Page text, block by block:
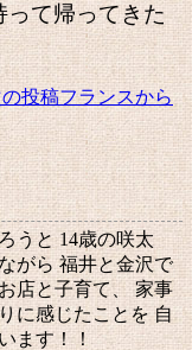
て帰ってきた
投稿フランスから
うと 14歳の咲太
がら 福井と金沢で
店と子育て、 家事
に感じたことを 自
ます！！